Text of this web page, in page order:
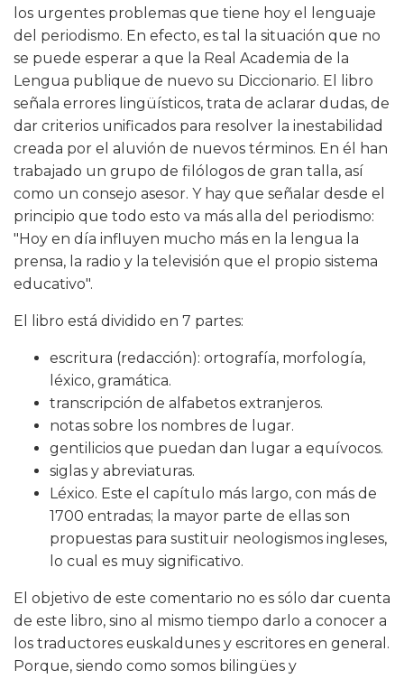
los urgentes problemas que tiene hoy el lenguaje
del periodismo. En efecto, es tal la situación que no
se puede esperar a que la Real Academia de la
Lengua publique de nuevo su Diccionario. El libro
señala errores lingüísticos, trata de aclarar dudas, de
dar criterios unificados para resolver la inestabilidad
creada por el aluvión de nuevos términos. En él han
trabajado un grupo de filólogos de gran talla, así
como un consejo asesor. Y hay que señalar desde el
principio que todo esto va más alla del periodismo:
"Hoy en día influyen mucho más en la lengua la
prensa, la radio y la televisión que el propio sistema
educativo".
El libro está dividido en 7 partes:
escritura (redacción): ortografía, morfología,
léxico, gramática.
transcripción de alfabetos extranjeros.
notas sobre los nombres de lugar.
gentilicios que puedan dan lugar a equívocos.
siglas y abreviaturas.
Léxico. Este el capítulo más largo, con más de
1700 entradas; la mayor parte de ellas son
propuestas para sustituir neologismos ingleses,
lo cual es muy significativo.
El objetivo de este comentario no es sólo dar cuenta
de este libro, sino al mismo tiempo darlo a conocer a
los traductores euskaldunes y escritores en general.
Porque, siendo como somos bilingües y